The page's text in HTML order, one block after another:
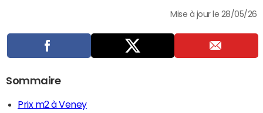
Mise à jour le 28/05/26
Sommaire
Prix m2 à Veney